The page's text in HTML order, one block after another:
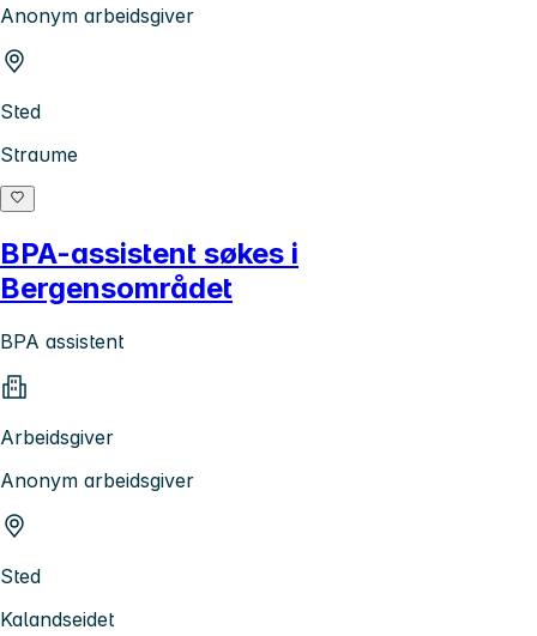
Anonym arbeidsgiver
Sted
Straume
BPA-assistent søkes i
Bergensområdet
BPA assistent
Arbeidsgiver
Anonym arbeidsgiver
Sted
Kalandseidet